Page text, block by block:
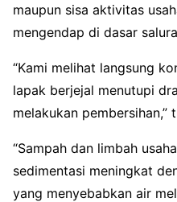
maupun sisa aktivitas
mengendap di dasar
“Kami melihat langsung
lapak berjejal menutupi
melakukan pembersihan,”
“Sampah dan limbah
sedimentasi meningkat
yang menyebabkan air